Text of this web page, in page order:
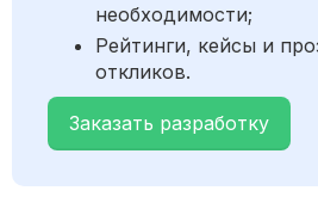
необходимости;
Рейтинги, кейсы и
откликов.
Заказать разработку